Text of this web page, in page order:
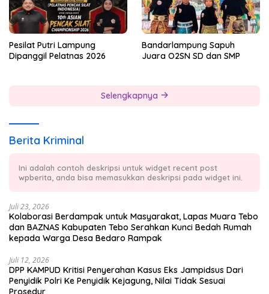
Pesilat Putri Lampung
Dipanggil Pelatnas 2026
Bandarlampung Sapuh
Juara O2SN SD dan SMP
Selengkapnya
Berita Kriminal
Ini adalah contoh deskripsi untuk widget recent post
wpberita, anda bisa memasukkan deskripsi pada widget ini.
Juli 23, 2026
Kolaborasi Berdampak untuk Masyarakat, Lapas Muara Tebo
dan BAZNAS Kabupaten Tebo Serahkan Kunci Bedah Rumah
kepada Warga Desa Bedaro Rampak
Juli 12, 2026
DPP KAMPUD Kritisi Penyerahan Kasus Eks Jampidsus Dari
Penyidik Polri Ke Penyidik Kejagung, Nilai Tidak Sesuai
Prosedur